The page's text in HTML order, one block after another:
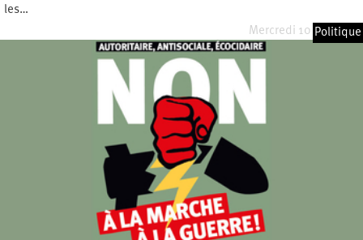
les…
Mercredi 10 juin 2026
Politique